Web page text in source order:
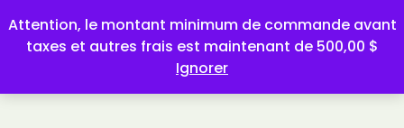
Attention, le montant minimum de commande avant
taxes et autres frais est maintenant de 500,00 $
Ignorer